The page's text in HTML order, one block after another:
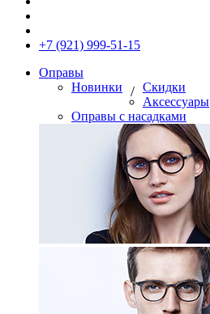
+7 (921) 999-51-15
Оправы
Новинки
/ Скидки
Аксессуары
Оправы с насадками